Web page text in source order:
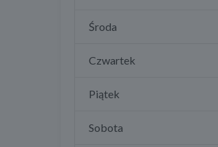
Środa
Czwartek
Piątek
Sobota